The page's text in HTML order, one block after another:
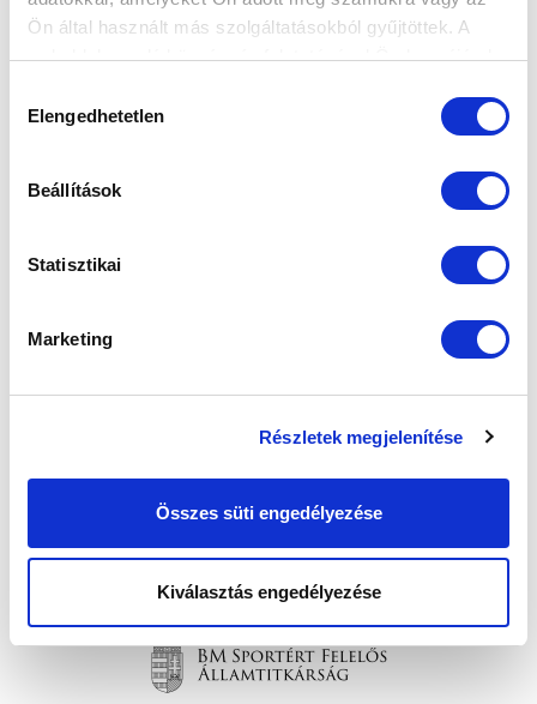
Ön által használt más szolgáltatásokból gyűjtöttek. A
weboldalon való böngészés folytatásával Ön hozzájárul a
kiválasztása
Elengedhetetlen
Beállítások
Statisztikai
Marketing
Részletek megjelenítése
Összes süti engedélyezése
Kiválasztás engedélyezése
SZPONZOROK